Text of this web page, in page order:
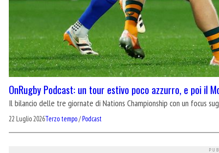
OnRugby Podcast: un tour estivo poco azzurro, e poi il
Il bilancio delle tre giornate di Nations Championship con un focus
22 Luglio 2026Terzo tempo/Podcast